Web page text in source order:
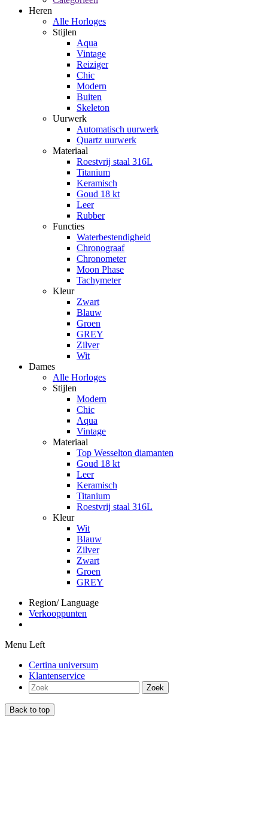
Heren
Alle Horloges
Stijlen
Aqua
Vintage
Reiziger
Chic
Modern
Buiten
Skeleton
Uurwerk
Automatisch uurwerk
Quartz uurwerk
Materiaal
Roestvrij staal 316L
Titanium
Keramisch
Goud 18 kt
Leer
Rubber
Functies
Waterbestendigheid
Chronograaf
Chronometer
Moon Phase
Tachymeter
Kleur
Zwart
Blauw
Groen
GREY
Zilver
Wit
Dames
Alle Horloges
Stijlen
Modern
Chic
Aqua
Vintage
Materiaal
Top Wesselton diamanten
Goud 18 kt
Leer
Keramisch
Titanium
Roestvrij staal 316L
Kleur
Wit
Blauw
Zilver
Zwart
Groen
GREY
Region/ Language
Verkooppunten
Menu Left
Certina universum
Klantenservice
Zoek
Back to top